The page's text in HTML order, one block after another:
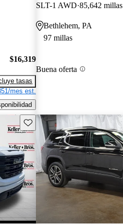
$16,319
tasas
mes est.
SLT-1 AWD 85,642 millas
Bethlehem, PA
97 millas
Buena oferta
Guarda este Aviso